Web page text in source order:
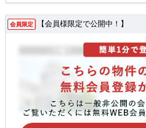
会員限定 【会員様限定で公開中！】